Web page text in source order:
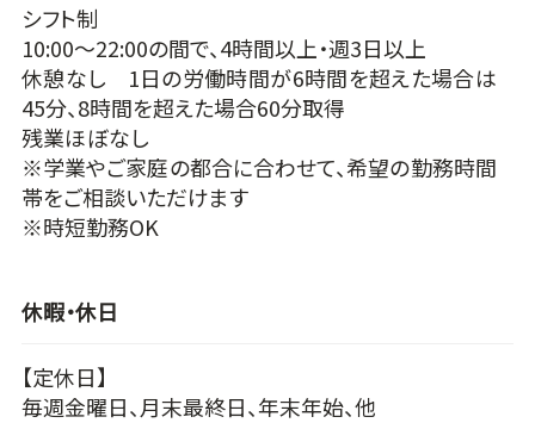
シフト制
10:00～22:00の間で、4時間以上・週3日以上
休憩なし 1日の労働時間が6時間を超えた場合は
45分、8時間を超えた場合60分取得
残業ほぼなし
※学業やご家庭の都合に合わせて、希望の勤務時間
帯をご相談いただけます
※時短勤務OK
休暇・休日
【定休日】
毎週金曜日、月末最終日、年末年始、他